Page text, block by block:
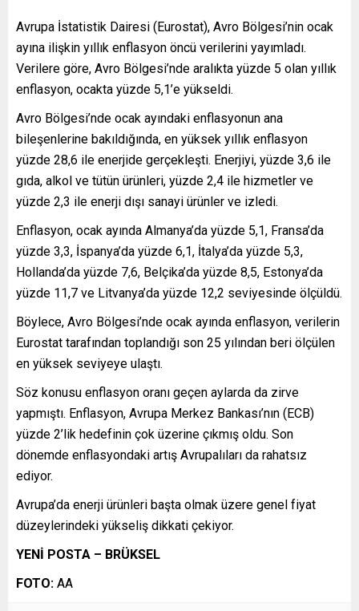
Avrupa İstatistik Dairesi (Eurostat), Avro Bölgesi’nin ocak
ayına ilişkin yıllık enflasyon öncü verilerini yayımladı.
Verilere göre, Avro Bölgesi’nde aralıkta yüzde 5 olan yıllık
enflasyon, ocakta yüzde 5,1’e yükseldi.
Avro Bölgesi’nde ocak ayındaki enflasyonun ana
bileşenlerine bakıldığında, en yüksek yıllık enflasyon
yüzde 28,6 ile enerjide gerçekleşti. Enerjiyi, yüzde 3,6 ile
gıda, alkol ve tütün ürünleri, yüzde 2,4 ile hizmetler ve
yüzde 2,3 ile enerji dışı sanayi ürünler ve izledi.
Enflasyon, ocak ayında Almanya’da yüzde 5,1, Fransa’da
yüzde 3,3, İspanya’da yüzde 6,1, İtalya’da yüzde 5,3,
Hollanda’da yüzde 7,6, Belçika’da yüzde 8,5, Estonya’da
yüzde 11,7 ve Litvanya’da yüzde 12,2 seviyesinde ölçüldü.
Böylece, Avro Bölgesi’nde ocak ayında enflasyon, verilerin
Eurostat tarafından toplandığı son 25 yılından beri ölçülen
en yüksek seviyeye ulaştı.
Söz konusu enflasyon oranı geçen aylarda da zirve
yapmıştı. Enflasyon, Avrupa Merkez Bankası’nın (ECB)
yüzde 2’lik hedefinin çok üzerine çıkmış oldu. Son
dönemde enflasyondaki artış Avrupalıları da rahatsız
ediyor.
Avrupa’da enerji ürünleri başta olmak üzere genel fiyat
düzeylerindeki yükseliş dikkati çekiyor.
YENİ POSTA – BRÜKSEL
FOTO: AA